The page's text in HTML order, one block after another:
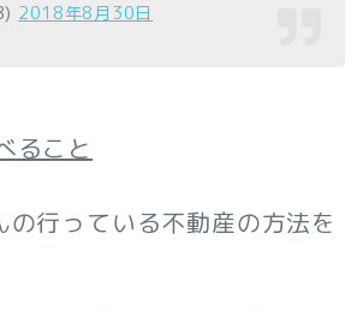
2018年8月30日
ること
行っている不動産の方法を